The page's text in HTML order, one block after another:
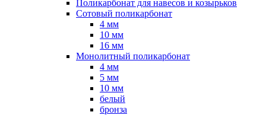
Поликарбонат для навесов и козырьков
Сотовый поликарбонат
4 мм
10 мм
16 мм
Монолитный поликарбонат
4 мм
5 мм
10 мм
белый
бронза